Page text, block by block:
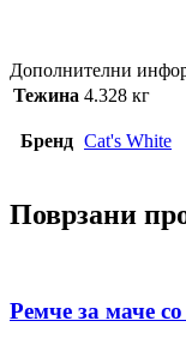
Дополнителни
Тежина 4.328 кг
Бренд Cat's White
Поврзани
Ремче за маче